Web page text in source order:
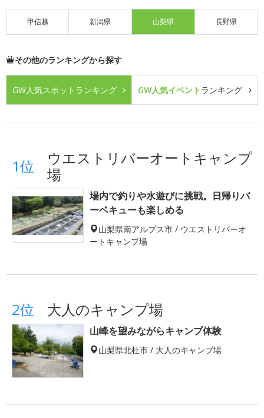
甲信越 新潟県 山梨県 長野県
その他のランキングから探す
GW人気スポット ランキング GW人気イベント ランキング
1位
ウエストリバーオートキャンプ
場
場内で釣りや水遊びに挑戦。日帰りバ
ーベキューも楽しめる
山梨県南アルプス市 / ウエストリバーオ
ートキャンプ場
2位 大人のキャンプ場
山峰を望みながらキャンプ体験
山梨県北杜市 / 大人のキャンプ場